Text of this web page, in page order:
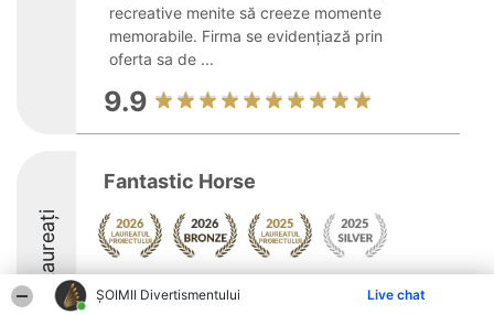
ŞOIMII Divertismentului Live chat
recreative menite să creeze momente
memorabile. Firma se evidențiază prin
oferta sa de ...
9.9
Laureați
Fantastic Horse